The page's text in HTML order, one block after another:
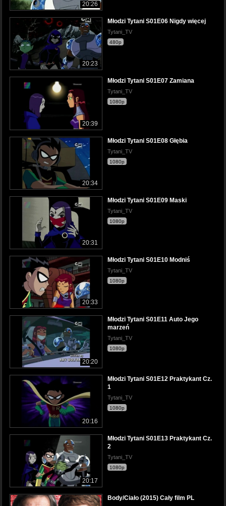
20:26
20:23
Młodzi Tytani S01E06 Nigdy więcej
Tytani_TV
480p
20:39
Młodzi Tytani S01E07 Zamiana
Tytani_TV
1080p
20:34
Młodzi Tytani S01E08 Głębia
Tytani_TV
1080p
20:31
Młodzi Tytani S01E09 Maski
Tytani_TV
1080p
20:33
Młodzi Tytani S01E10 Modniś
Tytani_TV
1080p
20:20
Młodzi Tytani S01E11 Auto Jego
marzeń
Tytani_TV
1080p
20:16
Młodzi Tytani S01E12 Praktykant Cz.
1
Tytani_TV
1080p
20:17
Młodzi Tytani S01E13 Praktykant Cz.
2
Tytani_TV
1080p
Body/Ciało (2015) Cały film PL